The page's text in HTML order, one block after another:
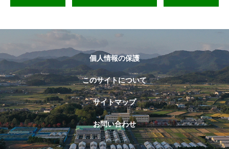
個人情報の保護
このサイトについて
サイトマップ
お問い合わせ